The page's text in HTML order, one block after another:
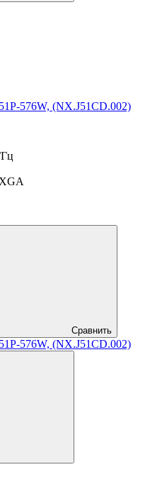
576W, (NX.J51CD.002)
Сравнить
576W, (NX.J51CD.002)